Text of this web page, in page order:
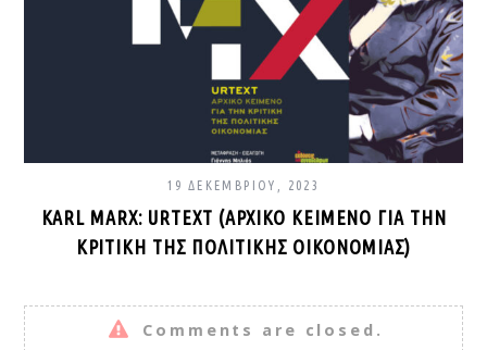
19 ΔΕΚΕΜΒΡΊΟΥ, 2023
KARL MARX: URTEXT (ΑΡΧΙΚΌ ΚΕΊΜΕΝΟ ΓΙΑ ΤΗΝ
ΚΡΙΤΙΚΉ ΤΗΣ ΠΟΛΙΤΙΚΉΣ ΟΙΚΟΝΟΜΊΑΣ)
Comments are closed.